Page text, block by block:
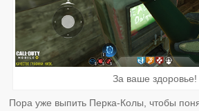
За ваше здоровье!
Пора уже выпить Перка-Колы, чтобы